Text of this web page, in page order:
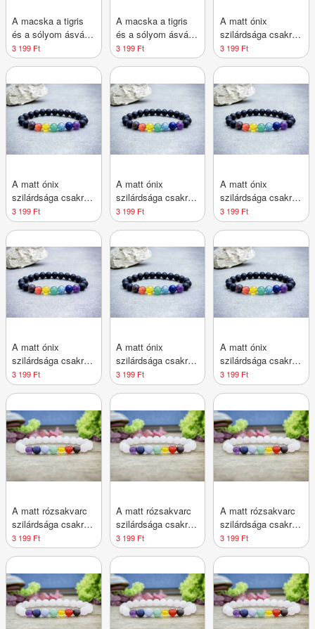
A macska a tigris
és a sólyom ásvány
karkötő
3 199 Ft
A macska a tigris
és a sólyom ásvány
karkötő
3 199 Ft
A matt ónix
szilárdsága csakra
ásvány karkötő
3 199 Ft
A matt ónix
szilárdsága csakra
ásvány karkötő
3 199 Ft
A matt ónix
szilárdsága csakra
ásvány karkötő
3 199 Ft
A matt ónix
szilárdsága csakra
ásvány karkötő
3 199 Ft
A matt ónix
szilárdsága csakra
ásvány karkötő
3 199 Ft
A matt ónix
szilárdsága csakra
ásvány karkötő
3 199 Ft
A matt ónix
szilárdsága csakra
ásvány karkötő
3 199 Ft
A matt rózsakvarc
szilárdsága csakra
ásvány karkötő
3 199 Ft
A matt rózsakvarc
szilárdsága csakra
ásvány karkötő
3 199 Ft
A matt rózsakvarc
szilárdsága csakra
ásvány karkötő
3 199 Ft